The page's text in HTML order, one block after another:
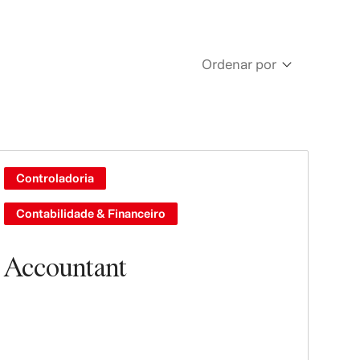
Ordenar por
Accountant
Controladoria
Contabilidade & Financeiro